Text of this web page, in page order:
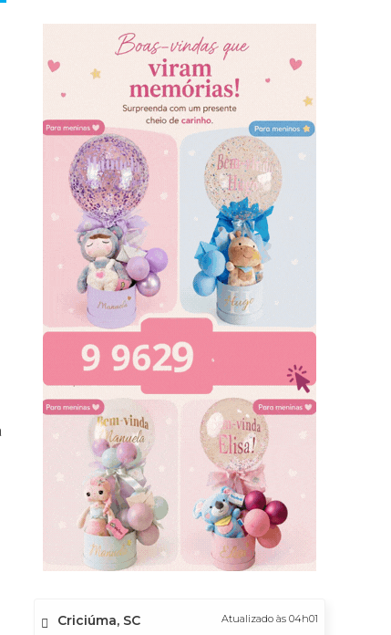
Criciúma, SC Atualizado às 04h01